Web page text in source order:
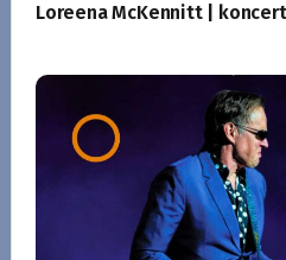
Loreena McKennitt |